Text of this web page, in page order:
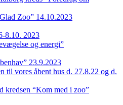
Zoo” 14.10.2023
8.10. 2023
og energi”
23.9.2023
til vores åbent hus d. 27.8.22 og d.
kredsen “Kom med i zoo”